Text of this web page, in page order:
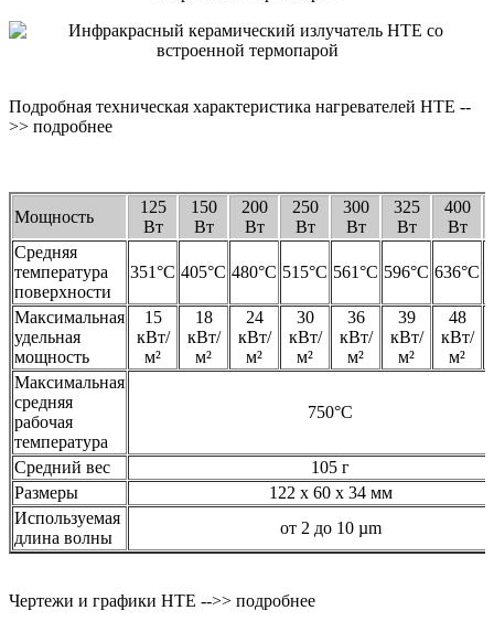
Подробная техническая характеристика нагревателей HTE --
>> подробнее
Мощность
125
Вт
150
Вт
200
Вт
250
Вт
300
Вт
325
Вт
400
Вт
Средняя
температура
поверхности
351°C 405°C 480°C 515°C 561°C 596°C 636°C
Максимальная
удельная
мощность
15
кВт/
м²
18
кВт/
м²
24
кВт/
м²
30
кВт/
м²
36
кВт/
м²
39
кВт/
м²
48
кВт/
м²
Максимальная
средняя
рабочая
температура
750°C
Средний вес
105 г
Размеры
122 x 60 x 34 мм
Используемая
длина волны
от 2 до 10 µm
Чертежи и графики HTE -->> подробнее